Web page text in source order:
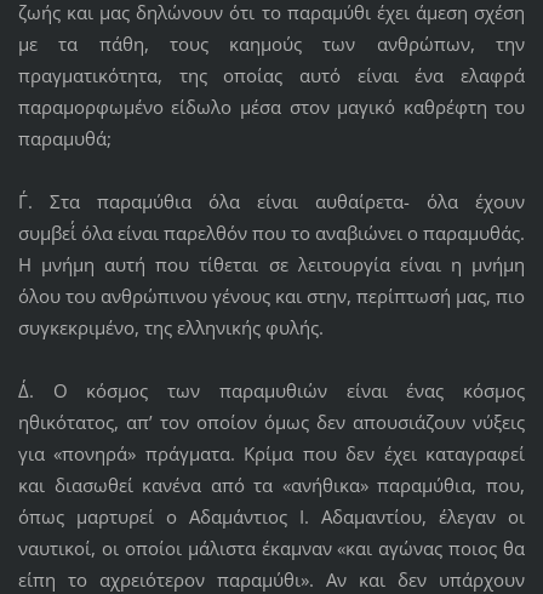
ζωής και μας δηλώνουν ότι το παραμύθι έχει άμεση σχέση
με τα πάθη, τους καημούς των ανθρώπων, την
πραγματικότητα, της οποίας αυτό είναι ένα ελαφρά
παραμορφωμένο είδωλο μέσα στον μαγικό καθρέφτη του
παραμυθά;
Γ΄. Στα παραμύθια όλα είναι αυθαίρετα- όλα έχουν
συμβεί΄ όλα είναι παρελθόν που το αναβιώνει ο παραμυθάς.
Η μνήμη αυτή που τίθεται σε λειτουργία είναι η μνήμη
όλου του ανθρώπινου γένους και στην, περίπτωσή μας, πιο
συγκεκριμένο, της ελληνικής φυλής.
Δ΄. Ο κόσμος των παραμυθιών είναι ένας κόσμος
ηθικότατος, απ’ τον οποίον όμως δεν απουσιάζουν νύξεις
για «πονηρά» πράγματα. Κρίμα που δεν έχει καταγραφεί
και διασωθεί κανένα από τα «ανήθικα» παραμύθια, που,
όπως μαρτυρεί ο Αδαμάντιος Ι. Αδαμαντίου, έλεγαν οι
ναυτικοί, οι οποίοι μάλιστα έκαμναν «και αγώνας ποιος θα
είπη το αχρειότερον παραμύθι». Αν και δεν υπάρχουν